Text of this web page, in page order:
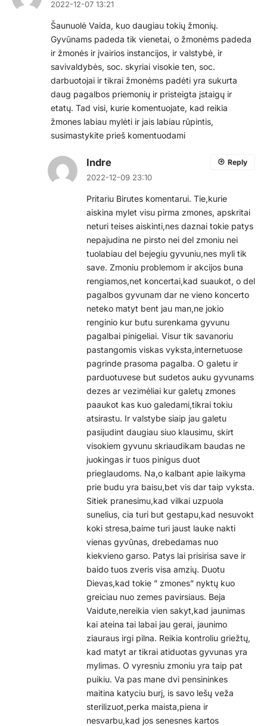
2022-12-07 13:21
Šaunuolė Vaida, kuo daugiau tokių žmonių.
Gyvūnams padeda tik vienetai, o žmonėms padeda
ir žmonės ir įvairios instancijos, ir valstybė, ir
savivaldybės, soc. skyriai visokie ten, soc.
darbuotojai ir tikrai žmonėms padėti yra sukurta
daug pagalbos priemonių ir pristeigta įstaigų ir
etatų. Tad visi, kurie komentuojate, kad reikia
žmones labiau mylėti ir jais labiau rūpintis,
susimastykite prieš komentuodami
Indre
2022-12-09 23:10
Pritariu Birutes komentarui. Tie,kurie
aiskina mylet visu pirma zmones, apskritai
neturi teises aiskinti,nes daznai tokie patys
nepajudina ne pirsto nei del zmoniu nei
tuolabiau del bejegiu gyvuniu,nes myli tik
save. Zmoniu problemom ir akcijos buna
rengiamos,net koncertai,kad suaukot, o del
pagalbos gyvunam dar ne vieno koncerto
neteko matyt bent jau man,ne jokio
renginio kur butu surenkama gyvunu
pagalbai pinigeliai. Visur tik savanoriu
pastangomis viskas vyksta,internetuose
pagrinde prasoma pagalba. O galetu ir
parduotuvese but sudetos auku gyvunams
dezes ar vezimėliai kur galetų zmones
paaukot kas kuo galedami,tikrai tokiu
atsirastu. Ir valstybe siaip jau galetu
pasijudint daugiau siuo klausimu, skirt
visokiem gyvunu skriaudikam baudas ne
juokingas ir tuos pinigus duot
prieglaudoms. Na,o kalbant apie laikyma
prie budu yra baisu,bet vis dar taip vyksta.
Sitiek pranesimu,kad vilkai uzpuola
sunelius, cia turi but gestapu,kad nesuvokt
koki stresa,baime turi jaust lauke nakti
vienas gyvūnas, drebedamas nuo
kiekvieno garso. Patys lai prisirisa save ir
baido tuos zveris visa amzių. Duotu
Dievas,kad tokie ” zmones” nyktų kuo
greiciau nuo zemes pavirsiaus. Beja
Vaidute,nereikia vien sakyt,kad jaunimas
kai ateina tai labai jau gerai, jaunimo
ziauraus irgi pilna. Reikia kontroliu griežtų,
kad matyt ar tikrai atiduotas gyvunas yra
mylimas. O vyresniu zmoniu yra taip pat
puikiu. Va pas mane dvi pensininkes
maitina katyciu burį, is savo lešų veža
sterilizuot,perka maista,piena ir
nesvarbu,kad jos senesnes kartos
Reply